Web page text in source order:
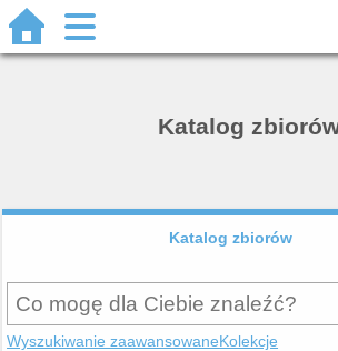
Katalog
Katalog zbiorów
Wyszukiwanie zaawansowaneKolekcje